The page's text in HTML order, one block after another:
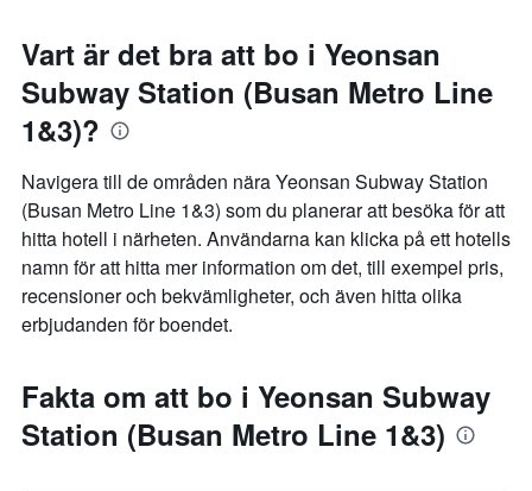
Vart är det bra att bo i Yeonsan
Subway Station (Busan Metro Line
1&3)?
Navigera till de områden nära Yeonsan Subway Station
(Busan Metro Line 1&3) som du planerar att besöka för att
hitta hotell i närheten. Användarna kan klicka på ett hotells
namn för att hitta mer information om det, till exempel pris,
recensioner och bekvämligheter, och även hitta olika
erbjudanden för boendet.
Fakta om att bo i Yeonsan Subway
Station (Busan Metro Line 1&3)